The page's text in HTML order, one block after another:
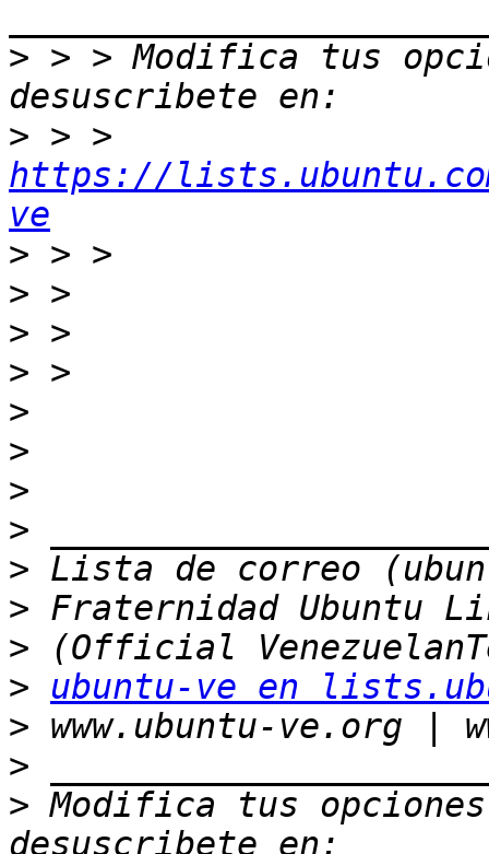
> > > Modifica tus
>
https://
ve
>
>
>
>
>
>
>
>
>
>
>
>
ubuntu-ve en
>
>
> Modifica tus